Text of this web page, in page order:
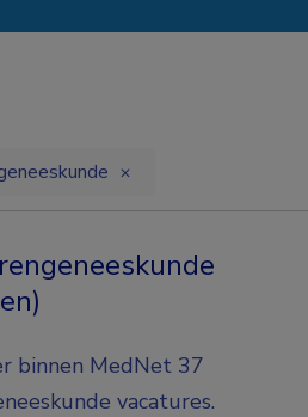
binnen MedNet 37
vacatures.